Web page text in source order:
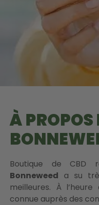
À PROPOS
Boutique de CBD
Bonneweed a su
meilleures. À
connue auprès des